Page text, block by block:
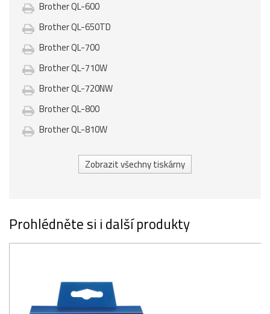
Brother QL-600
Brother QL-650TD
Brother QL-700
Brother QL-710W
Brother QL-720NW
Brother QL-800
Brother QL-810W
Zobrazit všechny tiskárny
Prohlédněte si i další produkty